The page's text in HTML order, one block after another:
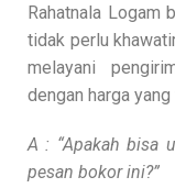
Rahatnala Logam
tidak perlu
melayani
dengan harga yang
A : “Apakah bisa
pesan bokor ini?”